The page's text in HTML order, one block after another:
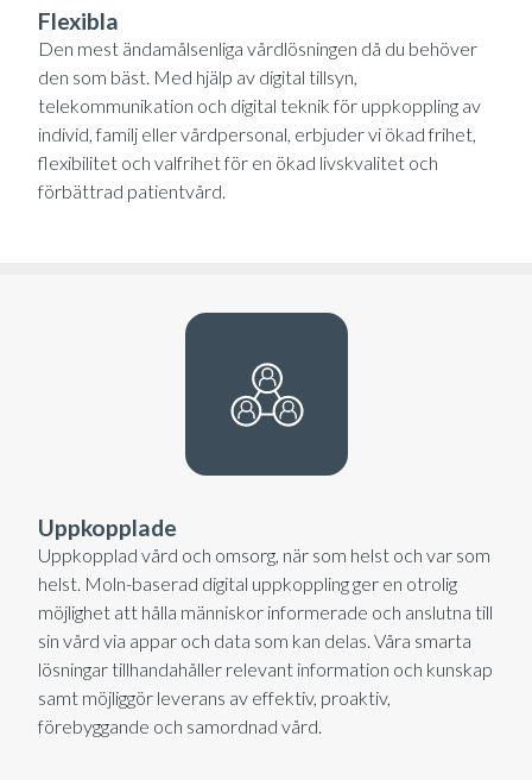
Flexibla
Den mest ändamålsenliga vårdlösningen då du behöver
den som bäst. Med hjälp av digital tillsyn,
telekommunikation och digital teknik för uppkoppling av
individ, familj eller vårdpersonal, erbjuder vi ökad frihet,
flexibilitet och valfrihet för en ökad livskvalitet och
förbättrad patientvård.
Uppkopplade
Uppkopplad vård och omsorg, när som helst och var som
helst. Moln-baserad digital uppkoppling ger en otrolig
möjlighet att hålla människor informerade och anslutna till
sin vård via appar och data som kan delas. Våra smarta
lösningar tillhandahåller relevant information och kunskap
samt möjliggör leverans av effektiv, proaktiv,
förebyggande och samordnad vård.